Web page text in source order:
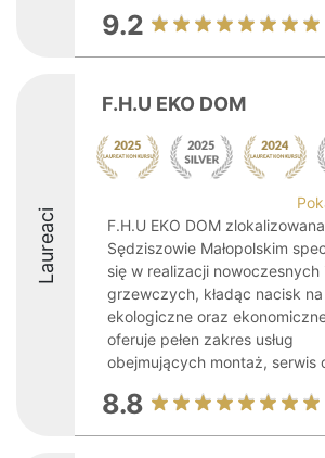
9.2
Laureaci
F.H.U EKO DOM
F.H.U EKO DOM
Sędziszowie Małopolskim
się w realizacji nowoczesnych
grzewczych, kładąc nacisk
ekologiczne oraz
oferuje pełen zakres usług
obejmujących montaż, serwis
8.8